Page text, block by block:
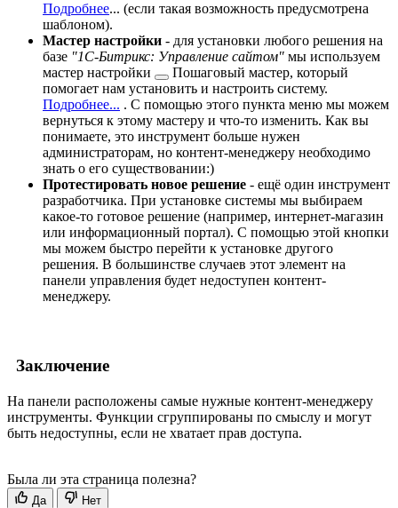
Подробнее... (если такая возможность предусмотрена
шаблоном).
Мастер настройки - для установки любого решения на
базе "1С-Битрикс: Управление сайтом" мы используем
мастер настройки
Пошаговый мастер, который
помогает нам установить и настроить систему.
Подробнее... . С помощью этого пункта меню мы можем
вернуться к этому мастеру и что-то изменить. Как вы
понимаете, это инструмент больше нужен
администраторам, но контент-менеджеру необходимо
знать о его существовании:)
Протестировать новое решение - ещё один инструмент
разработчика. При установке системы мы выбираем
какое-то готовое решение (например, интернет-магазин
или информационный портал). С помощью этой кнопки
мы можем быстро перейти к установке другого
решения. В большинстве случаев этот элемент на
панели управления будет недоступен контент-
менеджеру.
Заключение
На панели расположены самые нужные контент-менеджеру
инструменты. Функции сгруппированы по смыслу и могут
быть недоступны, если не хватает прав доступа.
Была ли эта страница полезна?
Да Нет